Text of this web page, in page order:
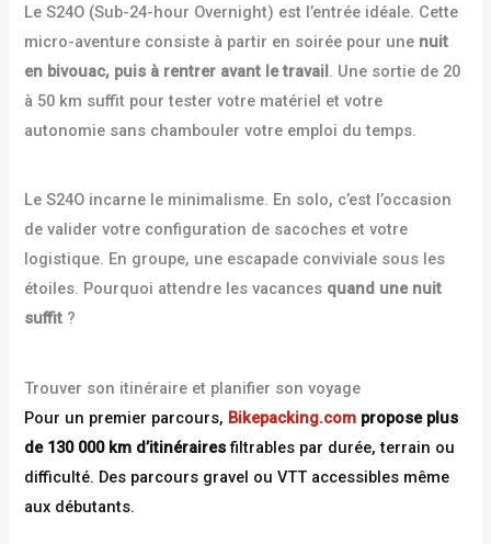
Le S24O (Sub-24-hour Overnight) est l’entrée idéale. Cette
micro-aventure consiste à partir en soirée pour une nuit
en bivouac, puis à rentrer avant le travail. Une sortie de 20
à 50 km suffit pour tester votre matériel et votre
autonomie sans chambouler votre emploi du temps.
Le S24O incarne le minimalisme. En solo, c’est l’occasion
de valider votre configuration de sacoches et votre
logistique. En groupe, une escapade conviviale sous les
étoiles. Pourquoi attendre les vacances quand une nuit
suffit ?
Trouver son itinéraire et planifier son voyage
Pour un premier parcours, Bikepacking.com propose plus
de 130 000 km d’itinérairesfiltrables par durée, terrain ou
difficulté. Des parcours gravel ou VTT accessibles même
aux débutants.